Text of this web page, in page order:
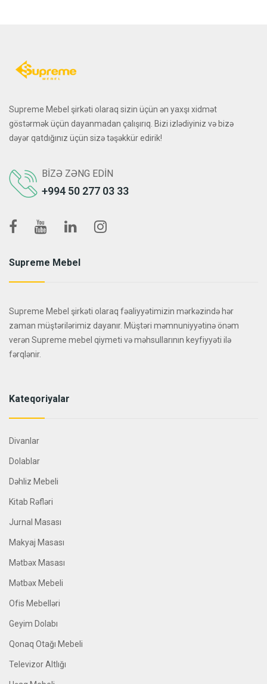
Supreme Mebel şirkəti olaraq sizin üçün ən yaxşı xidmət
göstərmək üçün dayanmadan çalışırıq. Bizi izlədiyiniz və bizə
dəyər qatdığınız üçün sizə təşəkkür edirik!
BIZƏ ZƏNG EDIN
+994 50 277 03 33
Supreme Mebel
Supreme Mebel şirkəti olaraq fəaliyyətimizin mərkəzində hər
zaman müştərilərimiz dayanır. Müştəri məmnuniyyətinə önəm
verən Supreme mebel qiymeti və məhsullarının keyfiyyəti ilə
fərqlənir.
Kateqoriyalar
Divanlar
Dolablar
Dəhliz Mebeli
Kitab Rəfləri
Jurnal Masası
Makyaj Masası
Mətbəx Masası
Mətbəx Mebeli
Ofis Mebelləri
Geyim Dolabı
Qonaq Otağı Mebeli
Televizor Altlığı